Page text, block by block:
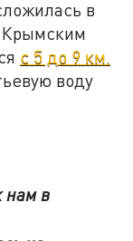
в
Крымским
с 5 до 9 км.
воду
нам в